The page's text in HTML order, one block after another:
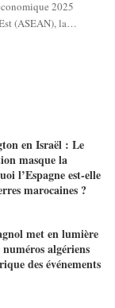
2025
(ASEAN), la…
en Israël : Le
masque la
l’Espagne est-elle
marocaines ?
met en lumière
algériens
des événements